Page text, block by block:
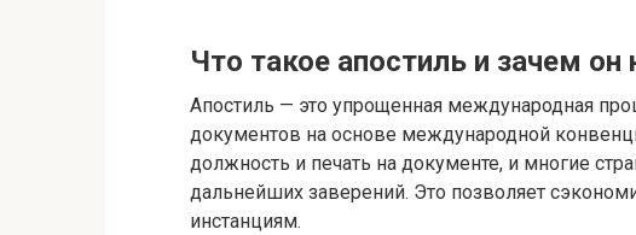
Что такое апостиль и зачем он
Апостиль — это упрощенная международная
документов на основе международной
должность и печать на документе, и многие
дальнейших заверений. Это позволяет
инстанциям.